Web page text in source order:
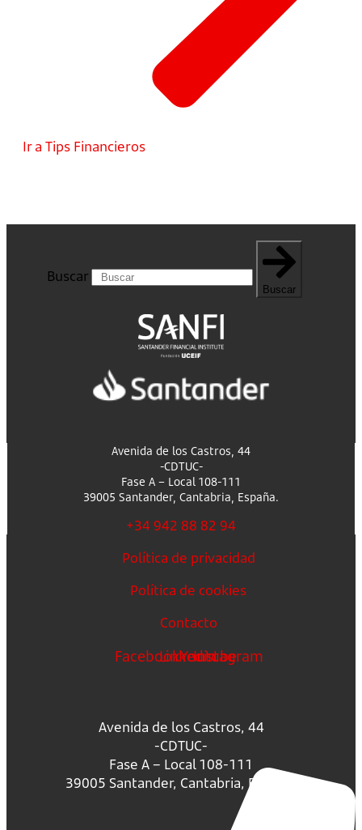
Ir a Tips Financieros
Buscar
Buscar
Avenida de los Castros, 44
-CDTUC-
Fase A – Local 108-111
39005 Santander, Cantabria, España.
+34 942 88 82 94
Política de privacidad
Política de cookies
Contacto
FacebookLinkedin
Youtube
Instagram
Avenida de los Castros, 44
-CDTUC-
Fase A – Local 108-111
39005 Santander, Cantabria, España.